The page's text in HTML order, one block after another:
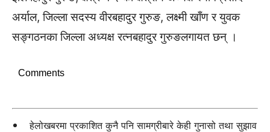
अर्याल, जिल्ला सदस्य वीरबहादुर गुरुङ, लक्ष्मी खाँण र युवक
सङ्गठनका जिल्ला अध्यक्ष रत्नबहादुर गुरुङलगायत छन् ।
Comments
हेलोखबरमा प्रकाशित कुनै पनि सामग्रीबारे केही गुनासो तथा सुझाव